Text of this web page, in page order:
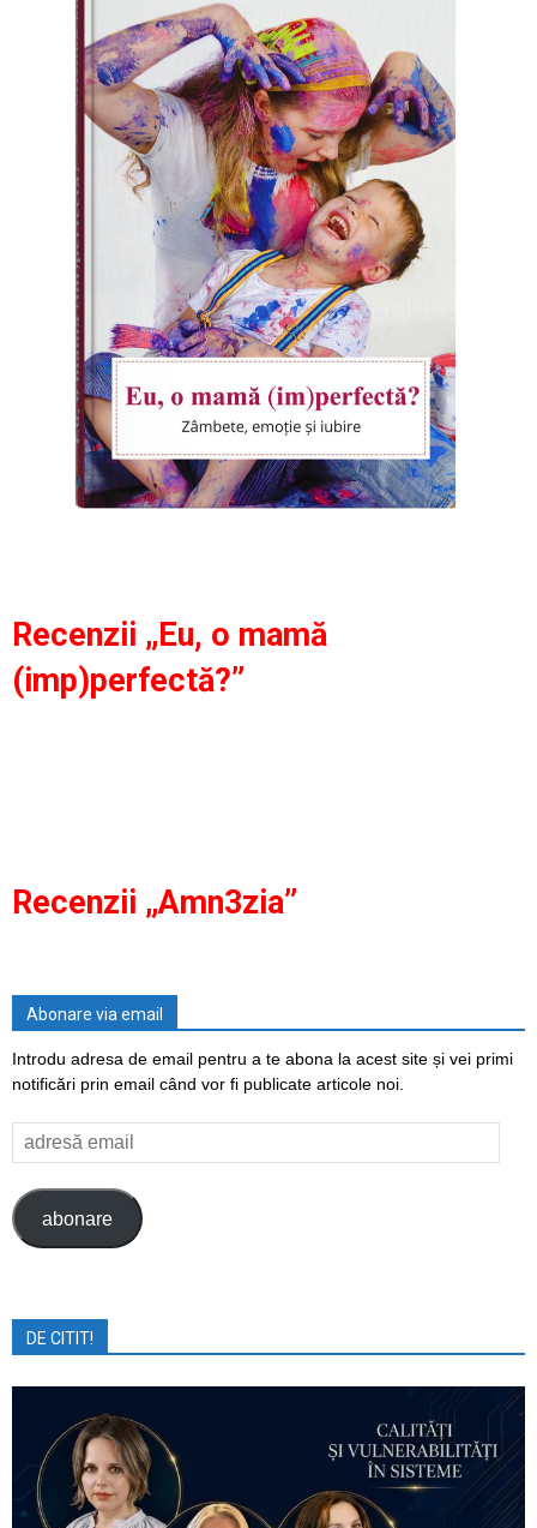
Recenzii „Eu, o mamă
(imp)perfectă?”
Recenzii „Amn3zia”
Abonare via email
Introdu adresa de email pentru a te abona la acest site și vei primi
notificări prin email când vor fi publicate articole noi.
adresă
email
abonare
DE CITIT!